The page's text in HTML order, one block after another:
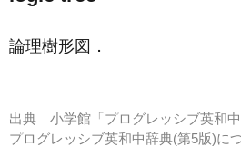
論理樹形図 ．
出典 小学館「プログレッシブ英和中
プログレッシブ英和中辞典(第5版)